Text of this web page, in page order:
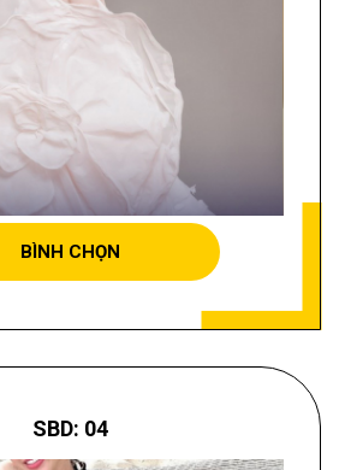
THỊ THANH HUYỀN
BÌNH CHỌN
SBD: 04